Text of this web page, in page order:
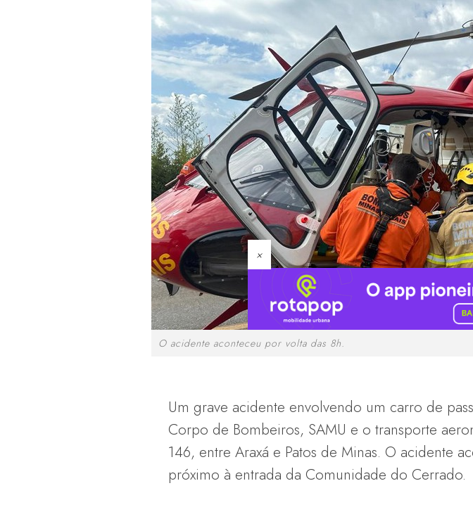
×
O acidente aconteceu por volta das 8h.
Um grave acidente envolvendo um carro de
Corpo de Bombeiros, SAMU e o transporte
146, entre Araxá e Patos de Minas. O acidente
próximo à entrada da Comunidade do Cerrado.